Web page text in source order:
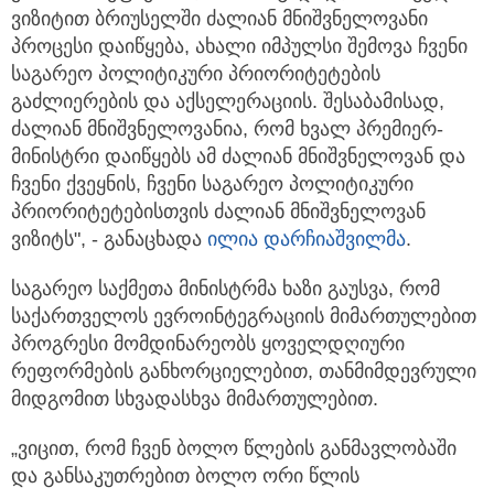
ვიზიტით ბრიუსელში ძალიან მნიშვნელოვანი
პროცესი დაიწყება, ახალი იმპულსი შემოვა ჩვენი
საგარეო პოლიტიკური პრიორიტეტების
გაძლიერების და აქსელერაციის. შესაბამისად,
ძალიან მნიშვნელოვანია, რომ ხვალ პრემიერ-
მინისტრი დაიწყებს ამ ძალიან მნიშვნელოვან და
ჩვენი ქვეყნის, ჩვენი საგარეო პოლიტიკური
პრიორიტეტებისთვის ძალიან მნიშვნელოვან
ვიზიტს", - განაცხადა ილია დარჩიაშვილმა.
საგარეო საქმეთა მინისტრმა ხაზი გაუსვა, რომ
საქართველოს ევროინტეგრაციის მიმართულებით
პროგრესი მომდინარეობს ყოველდღიური
რეფორმების განხორციელებით, თანმიმდევრული
მიდგომით სხვადასხვა მიმართულებით.
„ვიცით, რომ ჩვენ ბოლო წლების განმავლობაში
და განსაკუთრებით ბოლო ორი წლის